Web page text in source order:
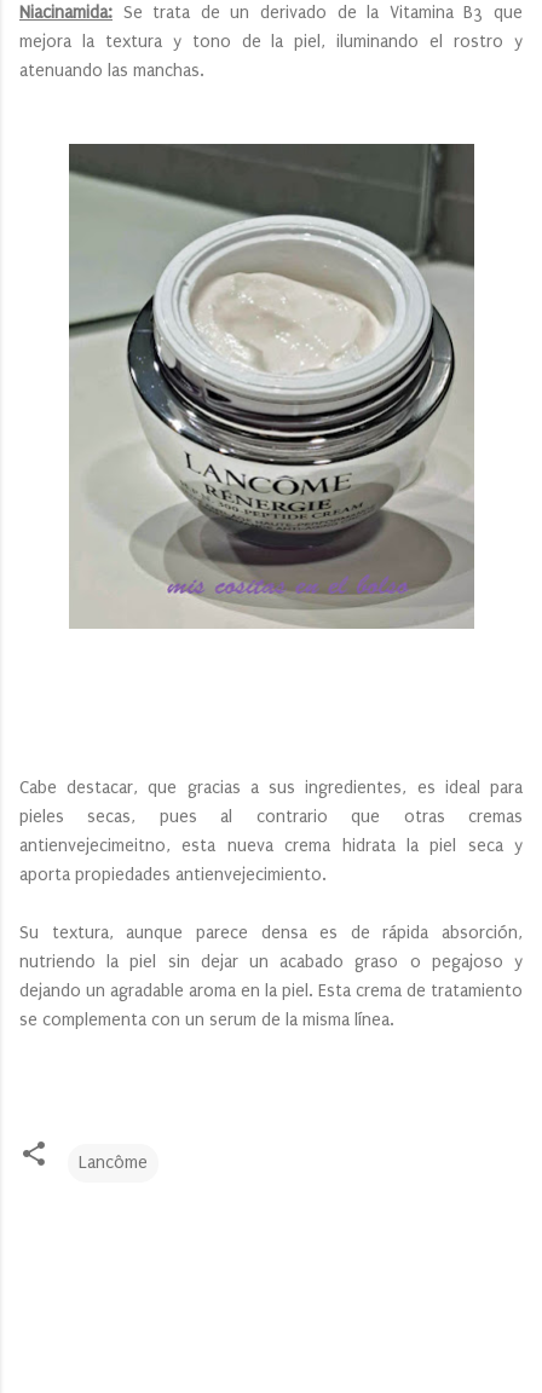
Niacinamida: Se trata de un derivado de la Vitamina B3 que
mejora la textura y tono de la piel, iluminando el rostro y
atenuando las manchas.
Cabe destacar, que gracias a sus ingredientes, es ideal para
pieles secas, pues al contrario que otras cremas
antienvejecimeitno, esta nueva crema hidrata la piel seca y
aporta propiedades antienvejecimiento.
Su textura, aunque parece densa es de rápida absorción,
nutriendo la piel sin dejar un acabado graso o pegajoso y
dejando un agradable aroma en la piel. Esta crema de tratamiento
se complementa con un serum de la misma línea.
Lancôme